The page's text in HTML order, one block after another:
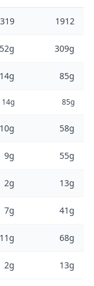
319 1912
52g 309g
14g 85g
14g 85g
10g 58g
9g 55g
2g 13g
7g 41g
11g 68g
2g 13g